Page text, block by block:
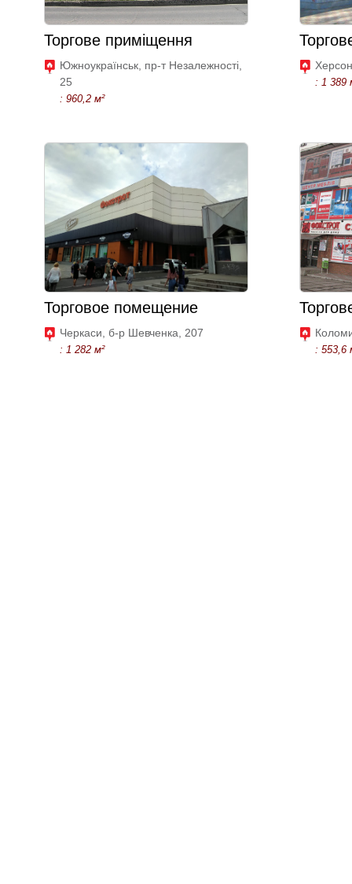
Торгове приміщення
Южноукраїнськ, пр-т Незалежності,
25
: 960,2 м²
: 1 389
Торговое помещение
Черкаси, б-р Шевченка, 207
: 1 282 м² : 553,6